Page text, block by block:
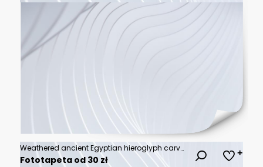
Weathered ancient Egyptian hieroglyph carved in sandstone , ancient, Egyptian, hieroglyph, carvings
Fototapeta od 30 zł